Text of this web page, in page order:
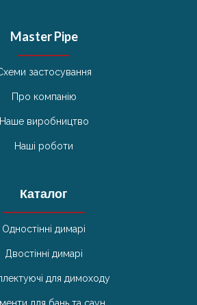
Master Pipe
застосування
Про компанію
Наше виробництво
Наші роботи
Каталог
Одностінні димарі
Двостінні димарі
для димоходу